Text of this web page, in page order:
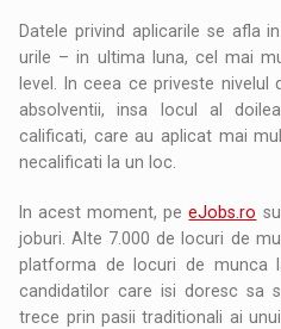
Datele privind aplicarile se afla
urile – in ultima luna, cel mai
level. In ceea ce priveste
absolventii, insa locul al
calificati, care au aplicat mai
necalificati la un loc.
In acest moment, peeJobs.ro
joburi. Alte 7.000 de locuri de
platforma de locuri de munca
candidatilor care isi doresc sa
trece prin pasii traditionali ai